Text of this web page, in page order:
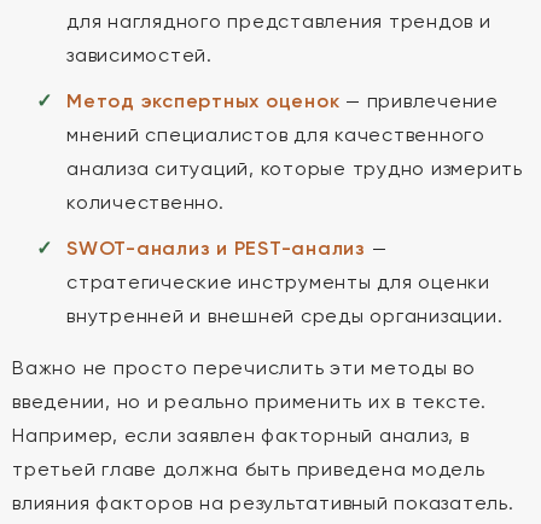
для наглядного представления трендов и
зависимостей.
Метод экспертных оценок — привлечение
мнений специалистов для качественного
анализа ситуаций, которые трудно измерить
количественно.
SWOT-анализ и PEST-анализ —
стратегические инструменты для оценки
внутренней и внешней среды организации.
Важно не просто перечислить эти методы во
введении, но и реально применить их в тексте.
Например, если заявлен факторный анализ, в
третьей главе должна быть приведена модель
влияния факторов на результативный показатель.